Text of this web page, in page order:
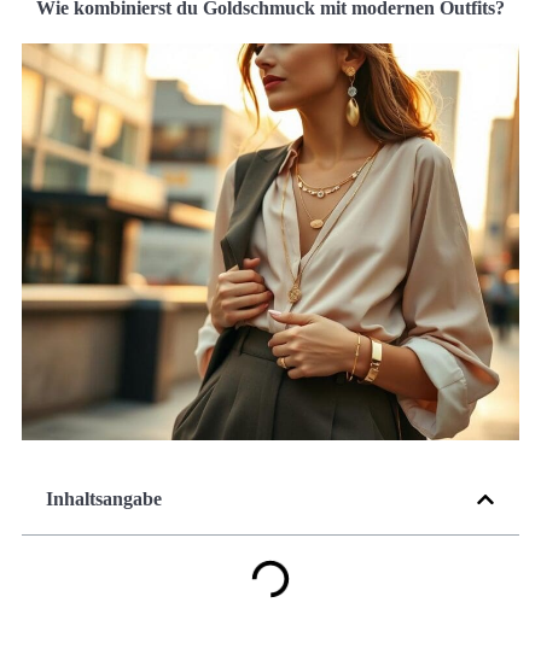
Wie kombinierst du Goldschmuck mit modernen Outfits?
Inhaltsangabe